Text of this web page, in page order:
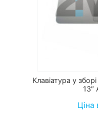
Клавіатура у
13″
Ціна